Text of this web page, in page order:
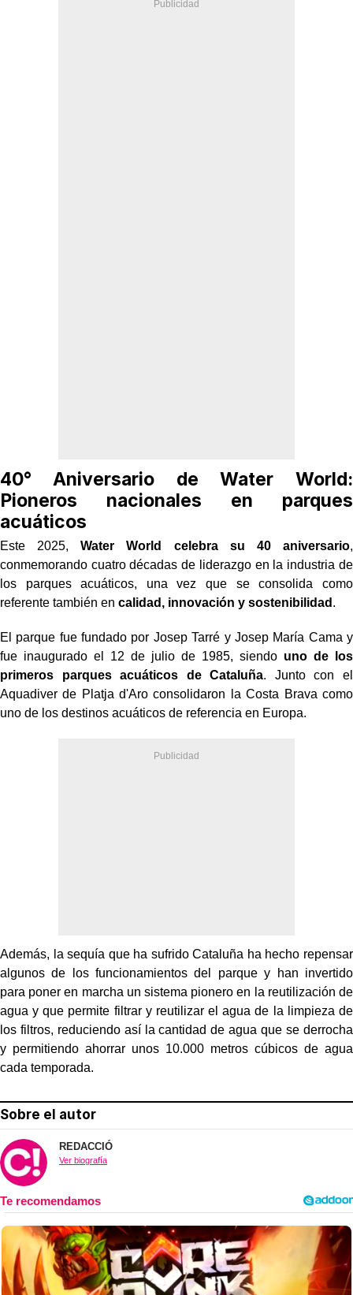
40° Aniversario de Water World:
Pioneros nacionales en parques
acuáticos
Este 2025,Water World celebra su 40 aniversario,
conmemorando cuatro décadas de liderazgo en la industria de
los parques acuáticos, una vez que se consolida como
referente también en calidad, innovación y sostenibilidad .
El parque fue fundado por Josep Tarré y Josep María Cama y
fue inaugurado el 12 de julio de 1985, siendo uno de los
primeros parques acuáticos de Cataluña. Junto con el
Aquadiver de Platja d'Aro consolidaron la Costa Brava como
uno de los destinos acuáticos de referencia en Europa.
Además, la sequía que ha sufrido Cataluña ha hecho repensar
algunos de los funcionamientos del parque y han invertido
para poner en marcha un sistema pionero en la reutilización de
agua y que permite filtrar y reutilizar el agua de la limpieza de
los filtros, reduciendo así la cantidad de agua que se derrocha
y permitiendo ahorrar unos 10.000 metros cúbicos de agua
cada temporada.
Sobre el autor
REDACCIÓ
Ver biografía